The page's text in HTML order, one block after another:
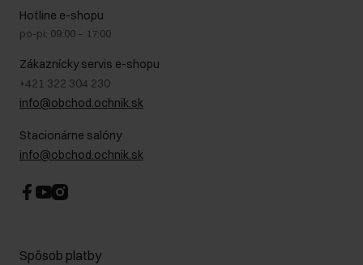
Bezpečné nakupovanie
Blog
Najčastejšie kladené otázky (FAQ)
GDPR - Zásady ochrany osobných údajov
Právne informácie
Hotline e-shopu
po-pi: 09:00 – 17:00
Zákaznícky servis e-shopu
+421 322 304 230
info@obchod.ochnik.sk
Stacionárne salóny
info@obchod.ochnik.sk
Spôsob platby